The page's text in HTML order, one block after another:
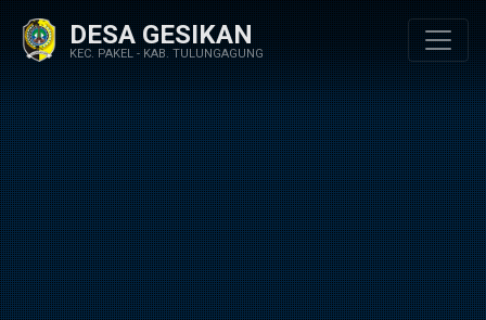
DESA GESIKAN
KEC. PAKEL - KAB. TULUNGAGUNG